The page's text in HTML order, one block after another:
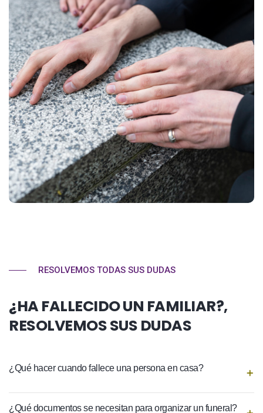
RESOLVEMOS TODAS SUS DUDAS
¿HA FALLECIDO UN FAMILIAR?,
RESOLVEMOS SUS DUDAS
¿Qué hacer cuando fallece una persona en casa?
¿Qué documentos se necesitan para organizar un funeral?